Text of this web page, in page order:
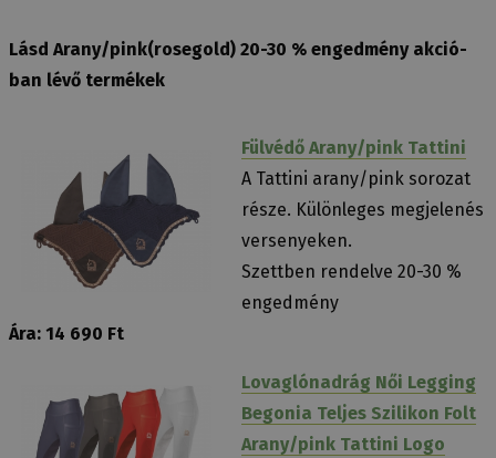
Lásd Arany/pink(rosegold) 20-30 % engedmény akció-
ban lévő termékek
Fülvédő Arany/pink Tattini
A Tattini arany/pink sorozat
része. Különleges megjelenés
versenyeken.
Szettben rendelve 20-30 %
engedmény
Ára: 14 690 Ft
Lovaglónadrág Női Legging
Begonia Teljes Szilikon Folt
Arany/pink Tattini Logo